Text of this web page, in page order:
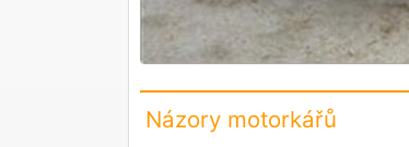
Názory motorkářů